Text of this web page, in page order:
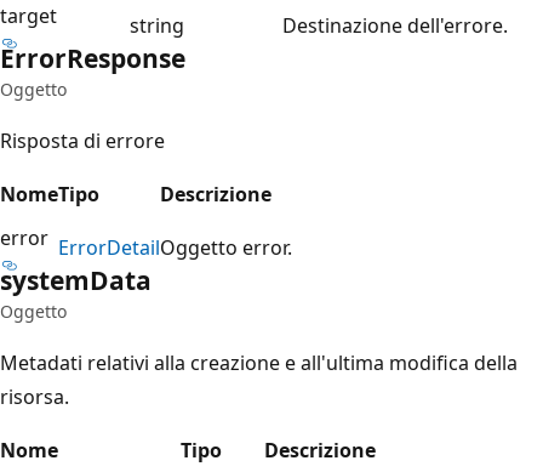
target
string Destinazione dell'errore.
ErrorResponse
Oggetto
Risposta di errore
NomeTipo
Descrizione
error ErrorDetailOggetto error.
systemData
Oggetto
Metadati relativi alla creazione e all'ultima modifica della
risorsa.
Nome
Tipo Descrizione